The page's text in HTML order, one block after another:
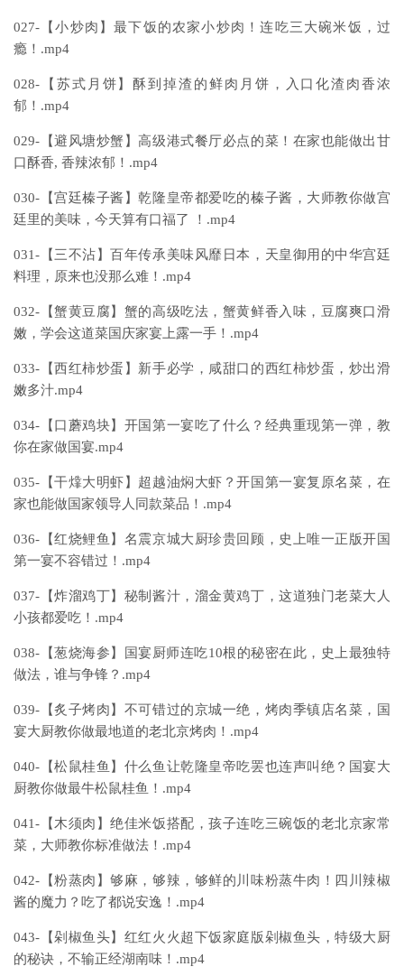
027-【小炒肉】最下饭的农家小炒肉！连吃三大碗米饭，过
瘾！.mp4
028-【苏式月饼】酥到掉渣的鲜肉月饼，入口化渣肉香浓
郁！.mp4
029-【避风塘炒蟹】高级港式餐厅必点的菜！在家也能做出甘
口酥香, 香辣浓郁！.mp4
030-【宫廷榛子酱】乾隆皇帝都爱吃的榛子酱，大师教你做宫
廷里的美味，今天算有口福了 ！.mp4
031-【三不沾】百年传承美味风靡日本，天皇御用的中华宫廷
料理，原来也没那么难！.mp4
032-【蟹黄豆腐】蟹的高级吃法，蟹黄鲜香入味，豆腐爽口滑
嫩，学会这道菜国庆家宴上露一手！.mp4
033-【西红柿炒蛋】新手必学，咸甜口的西红柿炒蛋，炒出滑
嫩多汁.mp4
034-【口蘑鸡块】开国第一宴吃了什么？经典重现第一弹，教
你在家做国宴.mp4
035-【干㸆大明虾】超越油焖大虾？开国第一宴复原名菜，在
家也能做国家领导人同款菜品！.mp4
036-【红烧鲤鱼】名震京城大厨珍贵回顾，史上唯一正版开国
第一宴不容错过！.mp4
037-【炸溜鸡丁】秘制酱汁，溜金黄鸡丁，这道独门老菜大人
小孩都爱吃！.mp4
038-【葱烧海参】国宴厨师连吃10根的秘密在此，史上最独特
做法，谁与争锋？.mp4
039-【炙子烤肉】不可错过的京城一绝，烤肉季镇店名菜，国
宴大厨教你做最地道的老北京烤肉！.mp4
040-【松鼠桂鱼】什么鱼让乾隆皇帝吃罢也连声叫绝？国宴大
厨教你做最牛松鼠桂鱼！.mp4
041-【木须肉】绝佳米饭搭配，孩子连吃三碗饭的老北京家常
菜，大师教你标准做法！.mp4
042-【粉蒸肉】够麻，够辣，够鲜的川味粉蒸牛肉！四川辣椒
酱的魔力？吃了都说安逸！.mp4
043-【剁椒鱼头】红红火火超下饭家庭版剁椒鱼头，特级大厨
的秘诀，不输正经湖南味！.mp4